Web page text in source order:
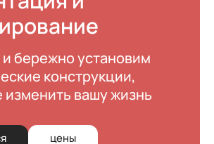
бережно установим
конструкции,
вашу жизнь
цены